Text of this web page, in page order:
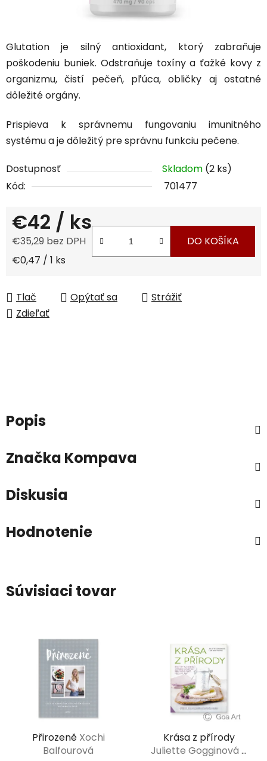
Glutation je silný antioxidant, ktorý zabraňuje
poškodeniu buniek. Odstraňuje toxíny a ťažké kovy z
organizmu, čistí pečeň, pľúca, obličky aj ostatné
dôležité orgány.
Prispieva k správnemu fungovaniu imunitného
systému a je dôležitý pre správnu funkciu pečene.
Dostupnosť Skladom (2 ks)
Kód:
701477
€42 / ks
€35,29 bez DPH
Jednotková cena:
€0,47 / 1 ks
DO KOŠÍKA
Tlač Opýtať sa
Strážiť
Zdieľať
Popis
Značka Kompava
Diskusia
Hodnotenie
Súvisiaci tovar
Přirozeně Xochi
Balfourová
Krása z přírody
Juliette Gogginová a